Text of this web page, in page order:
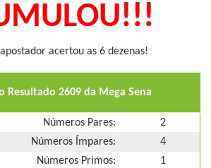
acertou as 6 dezenas!
Resultado 2609 da Mega Sena
Números Pares:
2
Números Ímpares:
4
Números Primos:
1